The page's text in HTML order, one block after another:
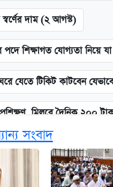
দাম (২ আগস্ট)
পদে শিক্ষাগত যোগ্যতা নিয়ে
যেতে টিকিট কাটবেন
মিলবে দৈনিক ২০০
বেড়েছে সোনার দাম
শুরু, জেনে নিন পদ্ধতি
সংবাদ